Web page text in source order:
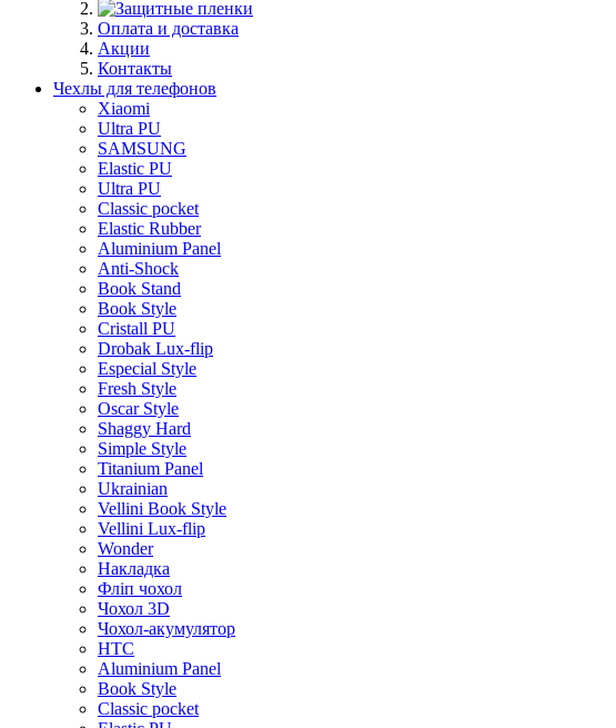
Оплата и доставка
Акции
Контакты
Чехлы для телефонов
Xiaomi
Ultra PU
SAMSUNG
Elastic PU
Ultra PU
Classic pocket
Elastic Rubber
Aluminium Panel
Anti-Shock
Book Stand
Book Style
Cristall PU
Drobak Lux-flip
Especial Style
Fresh Style
Oscar Style
Shaggy Hard
Simple Style
Titanium Panel
Ukrainian
Vellini Book Style
Vellini Lux-flip
Wonder
Накладка
Фліп чохол
Чохол 3D
Чохол-акумулятор
HTC
Aluminium Panel
Book Style
Classic pocket